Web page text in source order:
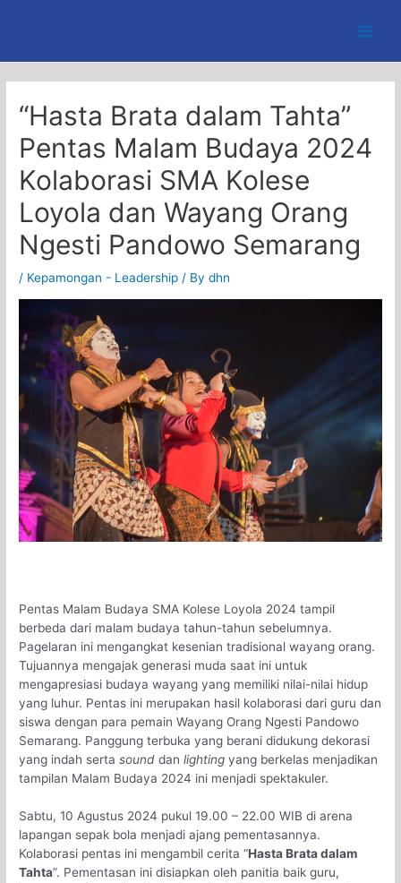
“Hasta Brata dalam Tahta”
Pentas Malam Budaya 2024
Kolaborasi SMA Kolese
Loyola dan Wayang Orang
Ngesti Pandowo Semarang
/ Kepamongan - Leadership / Bydhn
Pentas Malam Budaya SMA Kolese Loyola 2024 tampil
berbeda dari malam budaya tahun-tahun sebelumnya.
Pagelaran ini mengangkat kesenian tradisional wayang orang.
Tujuannya mengajak generasi muda saat ini untuk
mengapresiasi budaya wayang yang memiliki nilai-nilai hidup
yang luhur. Pentas ini merupakan hasil kolaborasi dari guru dan
siswa dengan para pemain Wayang Orang Ngesti Pandowo
Semarang. Panggung terbuka yang berani didukung dekorasi
yang indah sertasounddanlightingyang berkelas menjadikan
tampilan Malam Budaya 2024 ini menjadi spektakuler.
Sabtu, 10 Agustus 2024 pukul 19.00 – 22.00 WIB di arena
lapangan sepak bola menjadi ajang pementasannya.
Kolaborasi pentas ini mengambil cerita “Hasta Brata dalam
Tahta”. Pementasan ini disiapkan oleh panitia baik guru,